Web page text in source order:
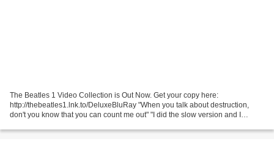
The Beatles 1 Video Collection is Out Now. Get your copy here:
http://thebeatles1.lnk.to/DeluxeBluRay "When you talk about destruction,
don't you know that you can count me out" "I did the slow version and I